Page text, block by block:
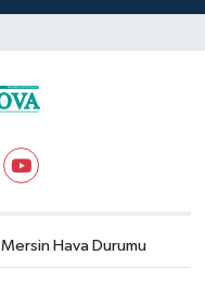
Mersin Hava Durumu